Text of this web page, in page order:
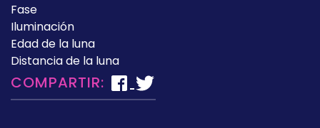
Fase
Iluminación
Edad de la luna
Distancia de la luna
COMPARTIR: